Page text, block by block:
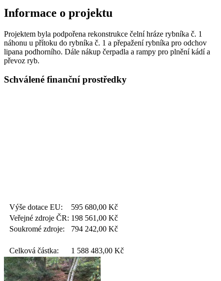
Informace o projektu
Projektem byla podpořena rekonstrukce čelní hráze rybníka č. 1
náhonu u přítoku do rybníka č. 1 a přepažení rybníka pro odchov
lipana podhorního. Dále nákup čerpadla a rampy pro plnění kádí a
převoz ryb.
Schválené finanční prostředky
Výše dotace EU: 595 680,00 Kč
Veřejné zdroje ČR: 198 561,00 Kč
Soukromé zdroje:
794 242,00 Kč
Celková částka: 1 588 483,00 Kč